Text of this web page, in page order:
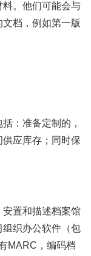
。他们可能会与
档，例如第一版
：准备定制的，
应库存；同时保
置和描述档案馆
织办公软件（包
MARC，编码档